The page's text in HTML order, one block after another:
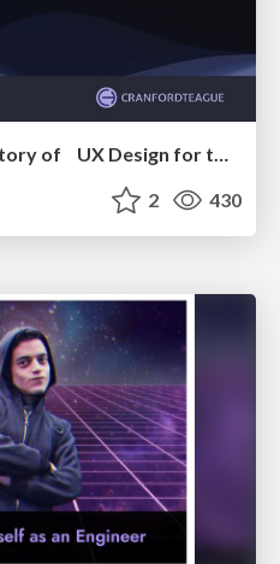
2 430